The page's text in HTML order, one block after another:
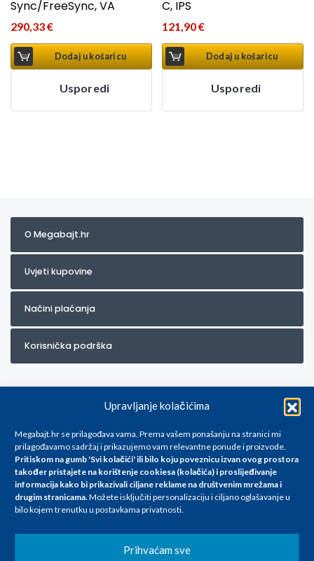
Upravljanje kolačićima
Megabajt.hr se prilagođava vama. Prema vašem ponašanju na stranici mi
prilagođavamo sadržaj i prikazujemo vam relevantne ponude i proizvode.
Pritiskom na gumb 'Svi kolačići' ili bilo koju poveznicu izvan ovog prostora
također pristajete na korištenje cookiesa (kolačića) i proslijeđivanje
informacija kako bi prikazivali ciljane reklame na društvenim mrežama i
drugim stranicama.Možete isključiti personalizaciju i ciljano oglašavanje u
bilo kojem trenutku u postavkama privatnosti.
Prihvaćam sve
Sync/FreeSync, VA
290,33€
Dodaj u košaricu
Usporedi
C, IPS
121,90€
Dodaj u košaricu
Usporedi
O Megabajt.hr
Uvjeti kupovine
Načini plaćanja
Korisnička podrška
Za artikle kojih trenutno nema u ponudi obratite nam se na
info@megabajt.hr. Sve cijene su informativnog karaktera i podložne su
promjenama, a
iskazane su za avansno plaćanje(gotovina) u Eurima i uključuju PDV. Sve
se razlikovati od cijena u našim poslovnicama. Trudimo se dati što bolji
i točniji opis i sliku. Unatoč tome, ne možemo garantirati da su svi